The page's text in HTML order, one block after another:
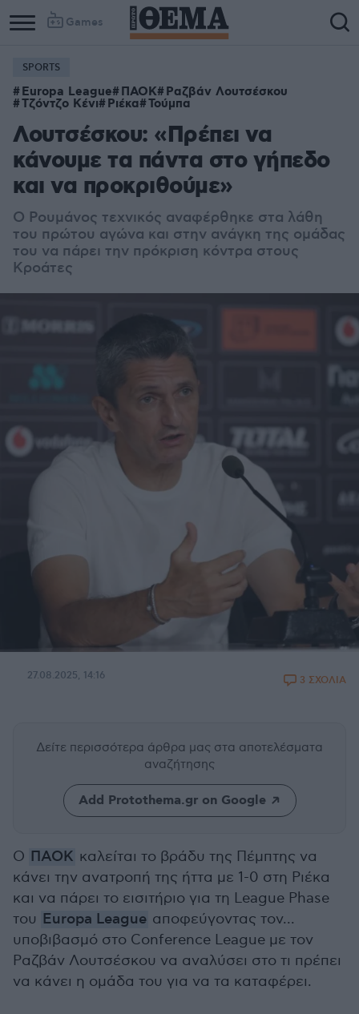
Games
SPORTS
Europa League ΠΑΟΚ Ραζβάν Λουτσέσκου
Τζόντζο Κένι Ριέκα Τούμπα
Λουτσέσκου: «Πρέπει να
κάνουμε τα πάντα στο γήπεδο
και να προκριθούμε»
Ο Ρουμάνος τεχνικός αναφέρθηκε στα λάθη
του πρώτου αγώνα και στην ανάγκη της ομάδας
του να πάρει την πρόκριση κόντρα στους
Κροάτες
27.08.2025, 14:16 3 ΣΧΟΛΙΑ
Δείτε περισσότερα άρθρα μας στα αποτελέσματα
αναζήτησης
Add Protothema.gr on Google
Ο ΠΑΟΚ καλείται το βράδυ της Πέμπτης να
κάνει την ανατροπή της ήττα με 1-0 στη Ριέκα
και να πάρει το εισιτήριο για τη League Phase
του Europa League αποφεύγοντας τον...
υποβιβασμό στο Conference League με τον
Ραζβάν Λουτσέσκου να αναλύσει στο τι πρέπει
να κάνει η ομάδα του για να τα καταφέρει.